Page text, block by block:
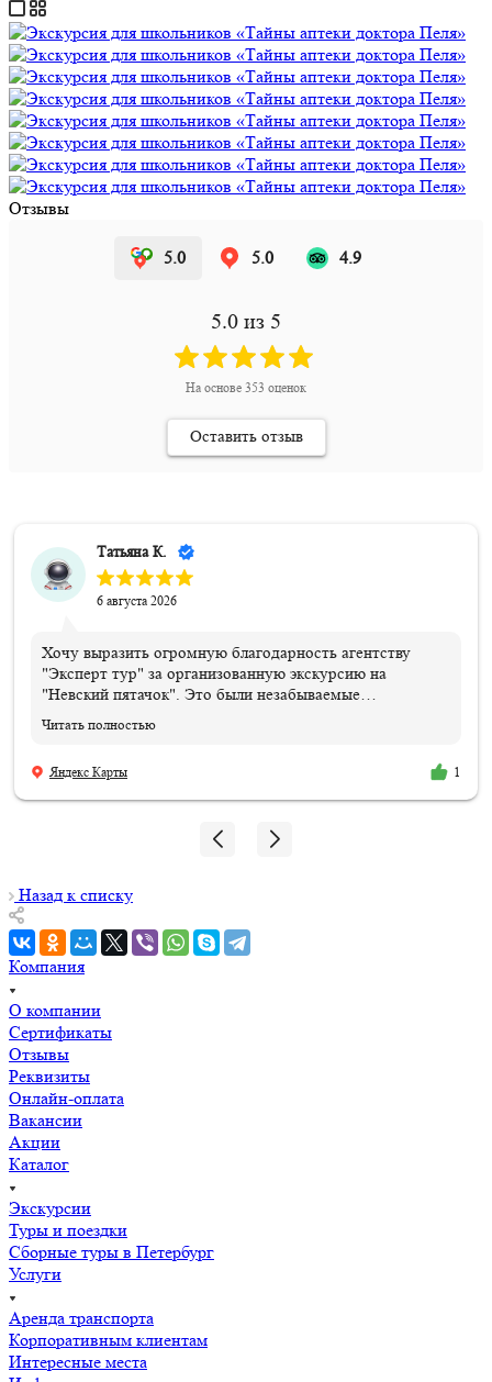
Отзывы
5.0 5.0 4.9
5.0 из 5
На основе 353 оценок
Оставить отзыв
Татьяна К.
6 августа 2026
Хочу выразить огромную благодарность агентству
"Эксперт тур" за организованную экскурсию на
"Невский пятачок". Это были незабываемые
впечатления и эмоции!!! Всем организаторам огромное
впечатления, и память, которые останутся навсегда.
Мой сын знает теперь, где совершил подвиг и погиб его
Читать полностью
Яндекс Карты 1
Назад к списку
Компания
О компании
Сертификаты
Отзывы
Реквизиты
Онлайн-оплата
Вакансии
Акции
Каталог
Экскурсии
Туры и поездки
Сборные туры в Петербург
Услуги
Аренда транспорта
Корпоративным клиентам
Интересные места